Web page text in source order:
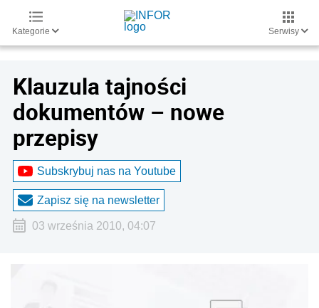
Kategorie Serwisy
Klauzula tajności
dokumentów – nowe
przepisy
Subskrybuj nas na Youtube
Zapisz się na newsletter
03 września 2010, 04:07